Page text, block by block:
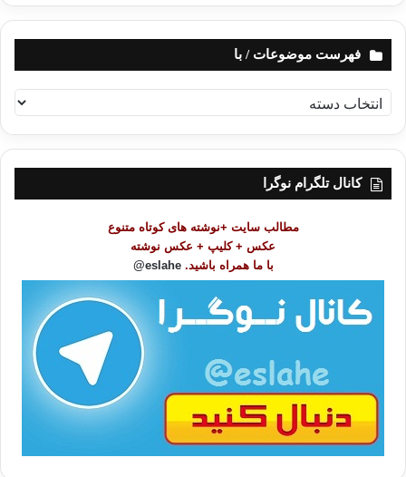
فهرست موضوعات / با
ه
ر
کانال تلگرام نوگرا
مطالب سایت +نوشته های کوتاه متنوع
عکس + کلیپ + عکس نوشته
با ما همراه باشید. eslahe@